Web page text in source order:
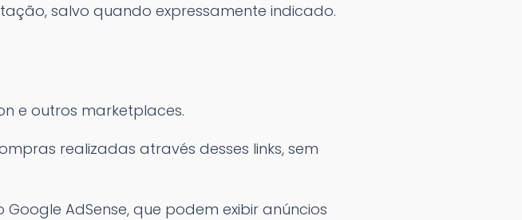
salvo quando expressamente indicado.
e outros marketplaces.
realizadas através desses links, sem
AdSense, que podem exibir anúncios